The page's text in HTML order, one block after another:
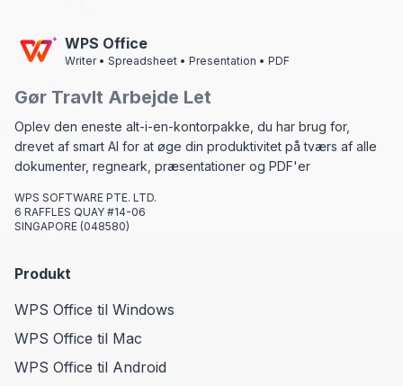
WPS Office
Writer • Spreadsheet • Presentation • PDF
Gør Travlt Arbejde Let
Oplev den eneste alt-i-en-kontorpakke, du har brug for,
drevet af smart AI for at øge din produktivitet på tværs af alle
dokumenter, regneark, præsentationer og PDF'er
WPS SOFTWARE PTE. LTD.
6 RAFFLES QUAY #14-06
SINGAPORE (048580)
Produkt
WPS Office til Windows
WPS Office til Mac
WPS Office til Android